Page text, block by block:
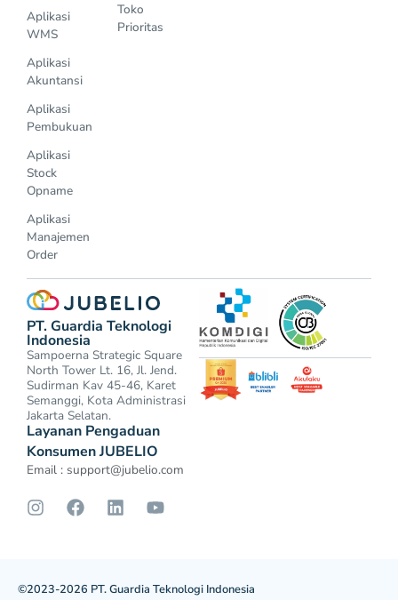
Aplikasi
WMS
Aplikasi
Akuntansi
Aplikasi
Pembukuan
Aplikasi
Stock
Opname
Aplikasi
Manajemen
Order
Toko
Prioritas
PT. Guardia Teknologi
Indonesia
Sampoerna Strategic Square
North Tower Lt. 16, Jl. Jend.
Sudirman Kav 45-46, Karet
Semanggi, Kota Administrasi
Jakarta Selatan.
Layanan Pengaduan
Konsumen JUBELIO
Email : support@jubelio.com
©2023-2026 PT. Guardia Teknologi Indonesia